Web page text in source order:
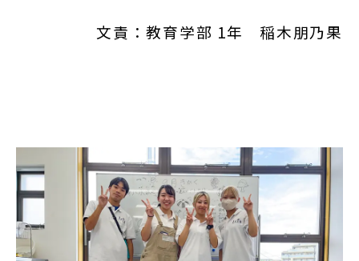
文責：教育学部 1年 稲木朋乃果